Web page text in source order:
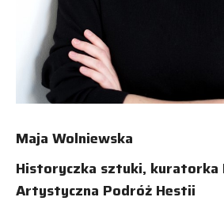
Maja Wolniewska
Historyczka sztuki, kuratorka
Artystyczna Podróż Hestii